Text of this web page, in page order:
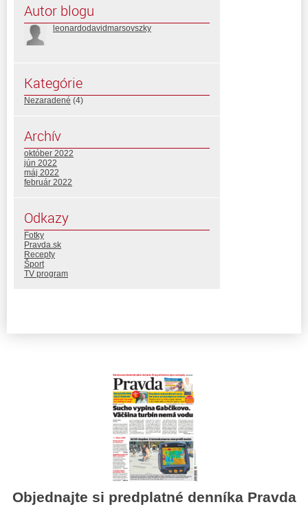
Autor blogu
leonardodavidmarsovszky
Kategórie
Nezaradené (4)
Archív
október 2022
jún 2022
máj 2022
február 2022
Odkazy
Fotky
Pravda.sk
Recepty
Šport
TV program
Objednajte si predplatné denníka Pravda